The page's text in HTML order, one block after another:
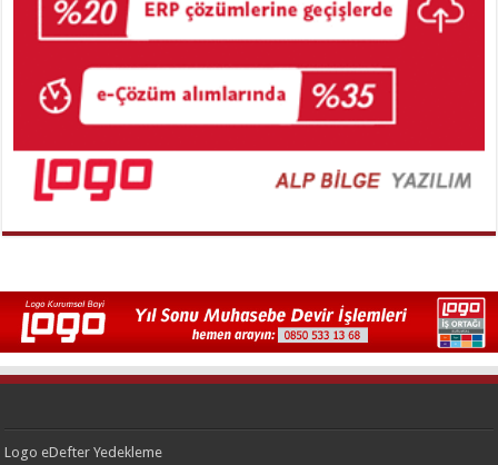
Logo eDefter Yedekleme